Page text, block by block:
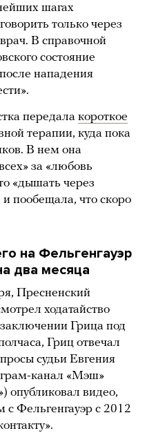
шагах
только через
В справочной
состояние
нападения
передала короткое
терапии, куда пока
В нем она
за «любовь
«дышать через
пообещала, что скоро
на Фельгенгауэр
два месяца
Пресненский
ходатайство
Грица под
Гриц отвечал
судьи Евгения
канал «Мэш»
опубликовал видео,
с Фельгенгауэр с 2012